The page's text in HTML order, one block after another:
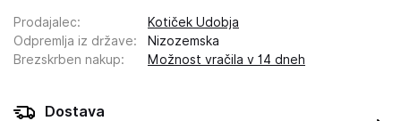
Prodajalec:
Kotiček Udobja
Odpremlja iz države:
Nizozemska
Brezskrben nakup: Možnost vračila v 14 dneh
Dostava